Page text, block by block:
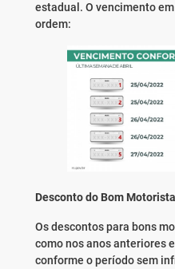
estadual. O vencimento
ordem:
Desconto do Bom Motorista
Os descontos para bons
como nos anos anteriores
conforme o período sem